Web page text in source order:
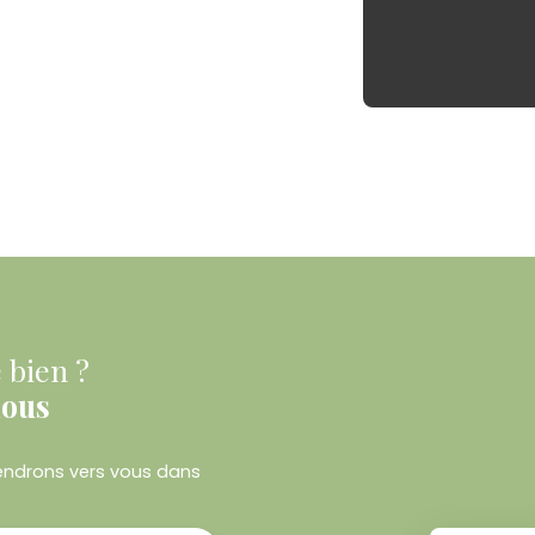
?
vers vous dans